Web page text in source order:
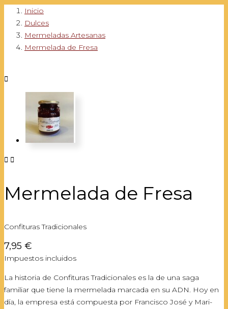
Inicio
Dulces
Mermeladas Artesanas
Mermelada de Fresa

 
Mermelada de Fresa
Confituras Tradicionales
7,95 €
Impuestos incluidos
La historia de Confituras Tradicionales es la de una saga
familiar que tiene la mermelada marcada en su ADN. Hoy en
día, la empresa está compuesta por Francisco José y Mari-